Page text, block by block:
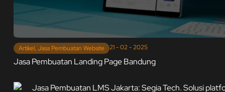
Artikel, Jasa Pembuatan Website 21 - 02 - 2025
Jasa Pembuatan Landing Page Bandung